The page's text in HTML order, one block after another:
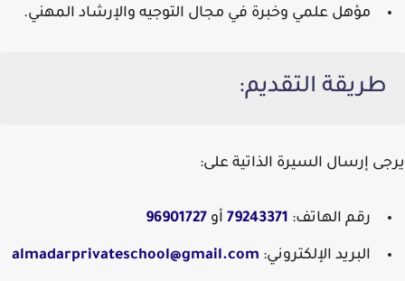
مؤهل علمي وخبرة في مجال التوجيه والإرشاد المهني.
طريقة التقديم:
يرجى إرسال السيرة الذاتية على:
رقم الهاتف:
79243371 أو 96901727
البريد الإلكتروني:
almadarprivateschool@gmail.com